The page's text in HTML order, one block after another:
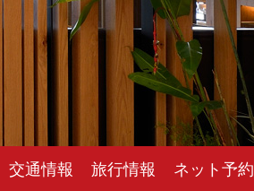
交通情報 旅行情報 ネット予約